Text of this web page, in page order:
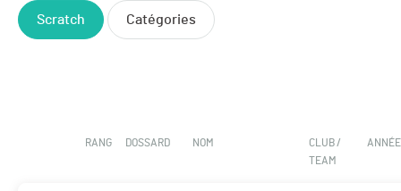
Scratch Catégories
RANG DOSSARD NOM
CLUB /
TEAM
ANNÉE